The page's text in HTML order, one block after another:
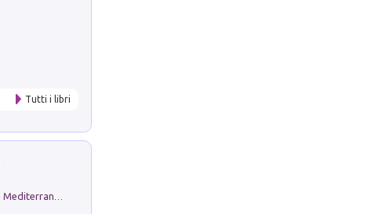
Tutti i libri